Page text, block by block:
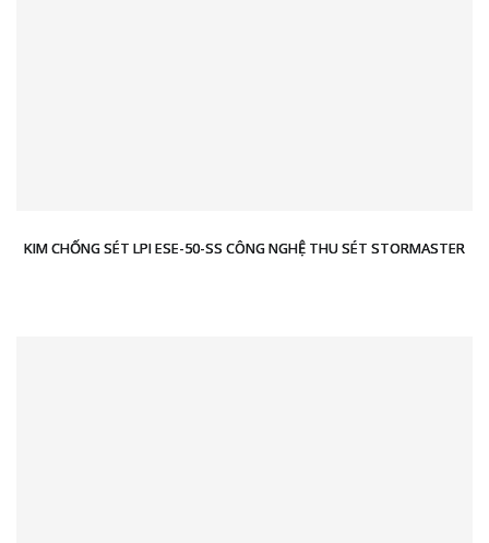
KIM CHỐNG SÉT LPI ESE-50-SS CÔNG NGHỆ THU SÉT STORMASTER